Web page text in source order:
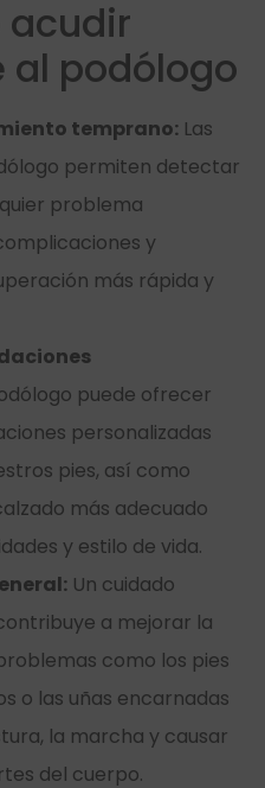
acudir
podólogo
temprano: Las
permiten detectar
problema
y
más rápida y
puede ofrecer
personalizadas
pies, así como
más adecuado
y estilo de vida.
Un cuidado
a mejorar la
como los pies
o las uñas encarnadas
la marcha y causar
del cuerpo.